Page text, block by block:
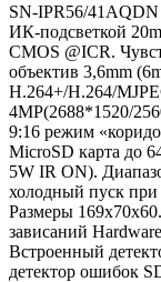
SN-IPR56/41AQDN
ИК-подсветкой
CMOS @ICR.
объектив 3,6mm
H.264+/H.264/
4MP(2688*1520/
9:16 режим
MicroSD карта до
5W IR ON).
холодный пуск при
Размеры
зависаний
Встроенный
детектор ошибок